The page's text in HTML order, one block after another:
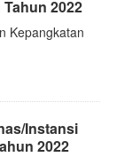
2022
Kepangkatan
Instansi
2022